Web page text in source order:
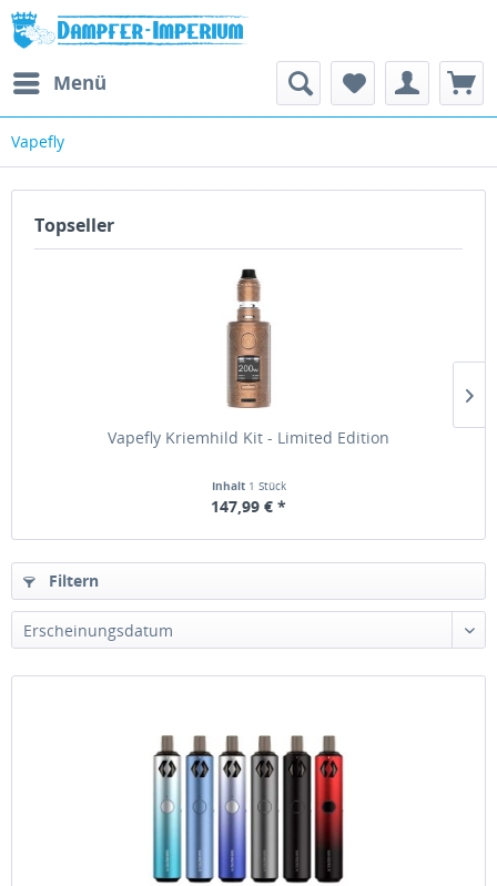
Menü
Vapefly
Topseller
Vapefly Kriemhild Kit - Limited Edition
Inhalt 1 Stück
147,99 € *
Filtern